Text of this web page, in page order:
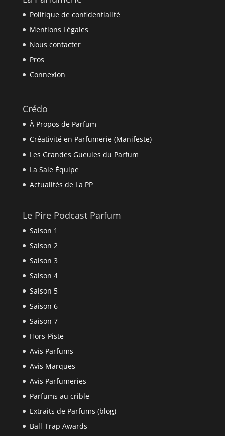
Politique de confidentialité
Mentions Légales
Nous contacter
Pros
Connexion
Crédo
À Propos de Parfum
Créativité en Parfumerie (Manifeste)
Les Grandes Gueules du Parfum
La Sale Équipe
Actualités de La PP
Le Pire Podcast Parfum
Saison 1
Saison 2
Saison 3
Saison 4
Saison 5
Saison 6
Saison 7
Hors-Piste
Avis Parfums
Avis Marques
Avis Parfumeries
Parfums au crible
Extraits de Parfums (blog)
Ball-Trap Awards